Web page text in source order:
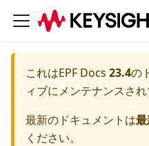
これはEPF Docs 23.4の
ィブにメンテナンスされ
最新のドキュメントは
ください。